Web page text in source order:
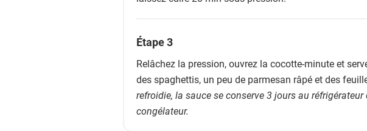
Étape 3
Relâchez la pression, ouvrez la cocotte-minute et
des spaghettis, un peu de parmesan râpé et des
refroidie, la sauce se conserve 3 jours au
congélateur.